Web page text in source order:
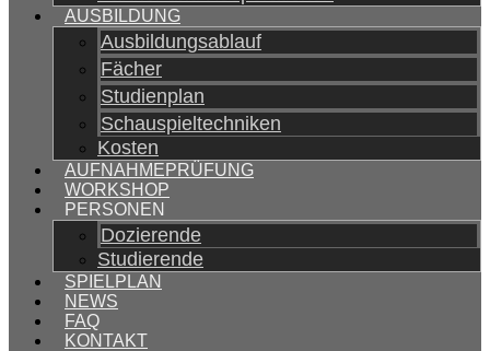
AUSBILDUNG
Ausbildungsablauf
Fächer
Studienplan
Schauspieltechniken
Kosten
AUFNAHMEPRÜFUNG
WORKSHOP
PERSONEN
Dozierende
Studierende
SPIELPLAN
NEWS
FAQ
KONTAKT